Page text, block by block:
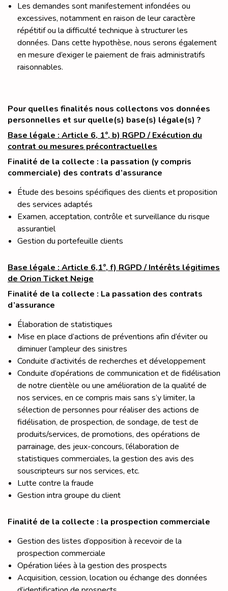
Les demandes sont manifestement infondées ou
excessives, notamment en raison de leur caractère
répétitif ou la difficulté technique à structurer les
données. Dans cette hypothèse, nous serons également
en mesure d’exiger le paiement de frais administratifs
raisonnables.
Pour quelles finalités nous collectons vos données
personnelles et sur quelle(s) base(s) légale(s) ?
Base légale : Article 6, 1°, b) RGPD / Exécution du
contrat ou mesures précontractuelles
Finalité de la collecte : la passation (y compris
commerciale) des contrats d’assurance
Étude des besoins spécifiques des clients et proposition
des services adaptés
Examen, acceptation, contrôle et surveillance du risque
assurantiel
Gestion du portefeuille clients
Base légale : Article 6,1°, f) RGPD / Intérêts légitimes
de Orion Ticket Neige
Finalité de la collecte : La passation des contrats
d’assurance
Élaboration de statistiques
Mise en place d’actions de préventions afin d’éviter ou
diminuer l’ampleur des sinistres
Conduite d’activités de recherches et développement
Conduite d’opérations de communication et de fidélisation
de notre clientèle ou une amélioration de la qualité de
nos services, en ce compris mais sans s’y limiter, la
sélection de personnes pour réaliser des actions de
fidélisation, de prospection, de sondage, de test de
produits/services, de promotions, des opérations de
parrainage, des jeux-concours, l’élaboration de
statistiques commerciales, la gestion des avis des
souscripteurs sur nos services, etc.
Lutte contre la fraude
Gestion intra groupe du client
Finalité de la collecte : la prospection commerciale
Gestion des listes d’opposition à recevoir de la
prospection commerciale
Opération liées à la gestion des prospects
Acquisition, cession, location ou échange des données